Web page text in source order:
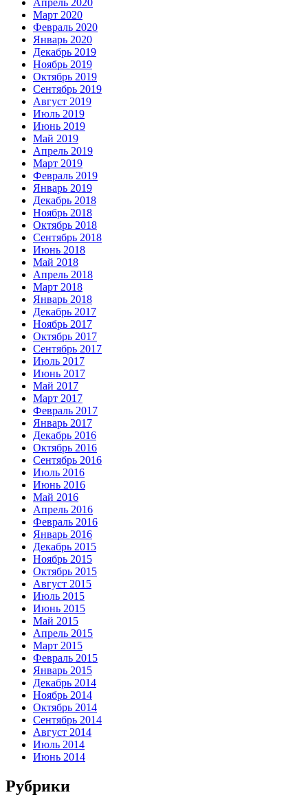
Апрель 2020
Март 2020
Февраль 2020
Январь 2020
Декабрь 2019
Ноябрь 2019
Октябрь 2019
Сентябрь 2019
Август 2019
Июль 2019
Июнь 2019
Май 2019
Апрель 2019
Март 2019
Февраль 2019
Январь 2019
Декабрь 2018
Ноябрь 2018
Октябрь 2018
Сентябрь 2018
Июнь 2018
Май 2018
Апрель 2018
Март 2018
Январь 2018
Декабрь 2017
Ноябрь 2017
Октябрь 2017
Сентябрь 2017
Июль 2017
Июнь 2017
Май 2017
Март 2017
Февраль 2017
Январь 2017
Декабрь 2016
Октябрь 2016
Сентябрь 2016
Июль 2016
Июнь 2016
Май 2016
Апрель 2016
Февраль 2016
Январь 2016
Декабрь 2015
Ноябрь 2015
Октябрь 2015
Август 2015
Июль 2015
Июнь 2015
Май 2015
Апрель 2015
Март 2015
Февраль 2015
Январь 2015
Декабрь 2014
Ноябрь 2014
Октябрь 2014
Сентябрь 2014
Август 2014
Июль 2014
Июнь 2014
Рубрики